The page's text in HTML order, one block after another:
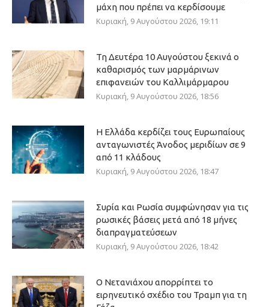
μάχη που πρέπει να κερδίσουμε
Κυριακή, 9 Αυγούστου 2026, 19:11
Τη Δευτέρα 10 Αυγούστου ξεκινά ο
καθαρισμός των μαρμάρινων
επιφανειών του Καλλιμάρμαρου
Κυριακή, 9 Αυγούστου 2026, 18:56
Η Ελλάδα κερδίζει τους Ευρωπαίους
ανταγωνιστές Άνοδος μεριδίων σε 9
από 11 κλάδους
Κυριακή, 9 Αυγούστου 2026, 18:47
Συρία και Ρωσία συμφώνησαν για τις
ρωσικές βάσεις μετά από 18 μήνες
διαπραγματεύσεων
Κυριακή, 9 Αυγούστου 2026, 18:42
Ο Νετανιάχου απορρίπτει το
ειρηνευτικό σχέδιο του Τραμπ για τη